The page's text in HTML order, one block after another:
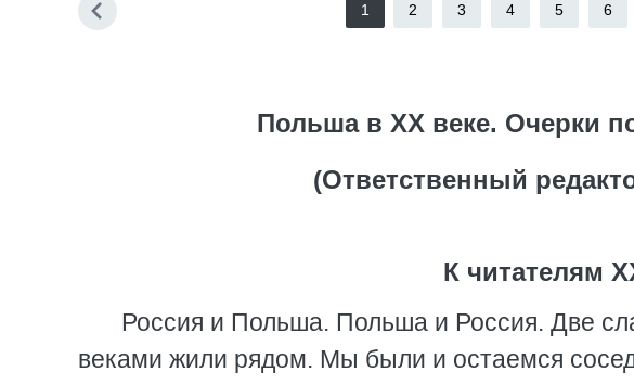
1 2 3 4 5 6
Польша в XX веке. Очерки
(Ответственный
К читателям
Россия и Польша. Польша и Россия. Две
веками жили рядом. Мы были и остаемся